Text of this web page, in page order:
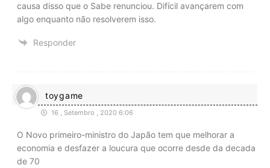
causa disso que o Sabe renunciou. Difícil avançarem com
algo enquanto não resolverem isso.
Responder
toygame
16 , Setembro , 2020 6:06
O Novo primeiro-ministro do Japão tem que melhorar a
economia e desfazer a loucura que ocorre desde da decada
de 70